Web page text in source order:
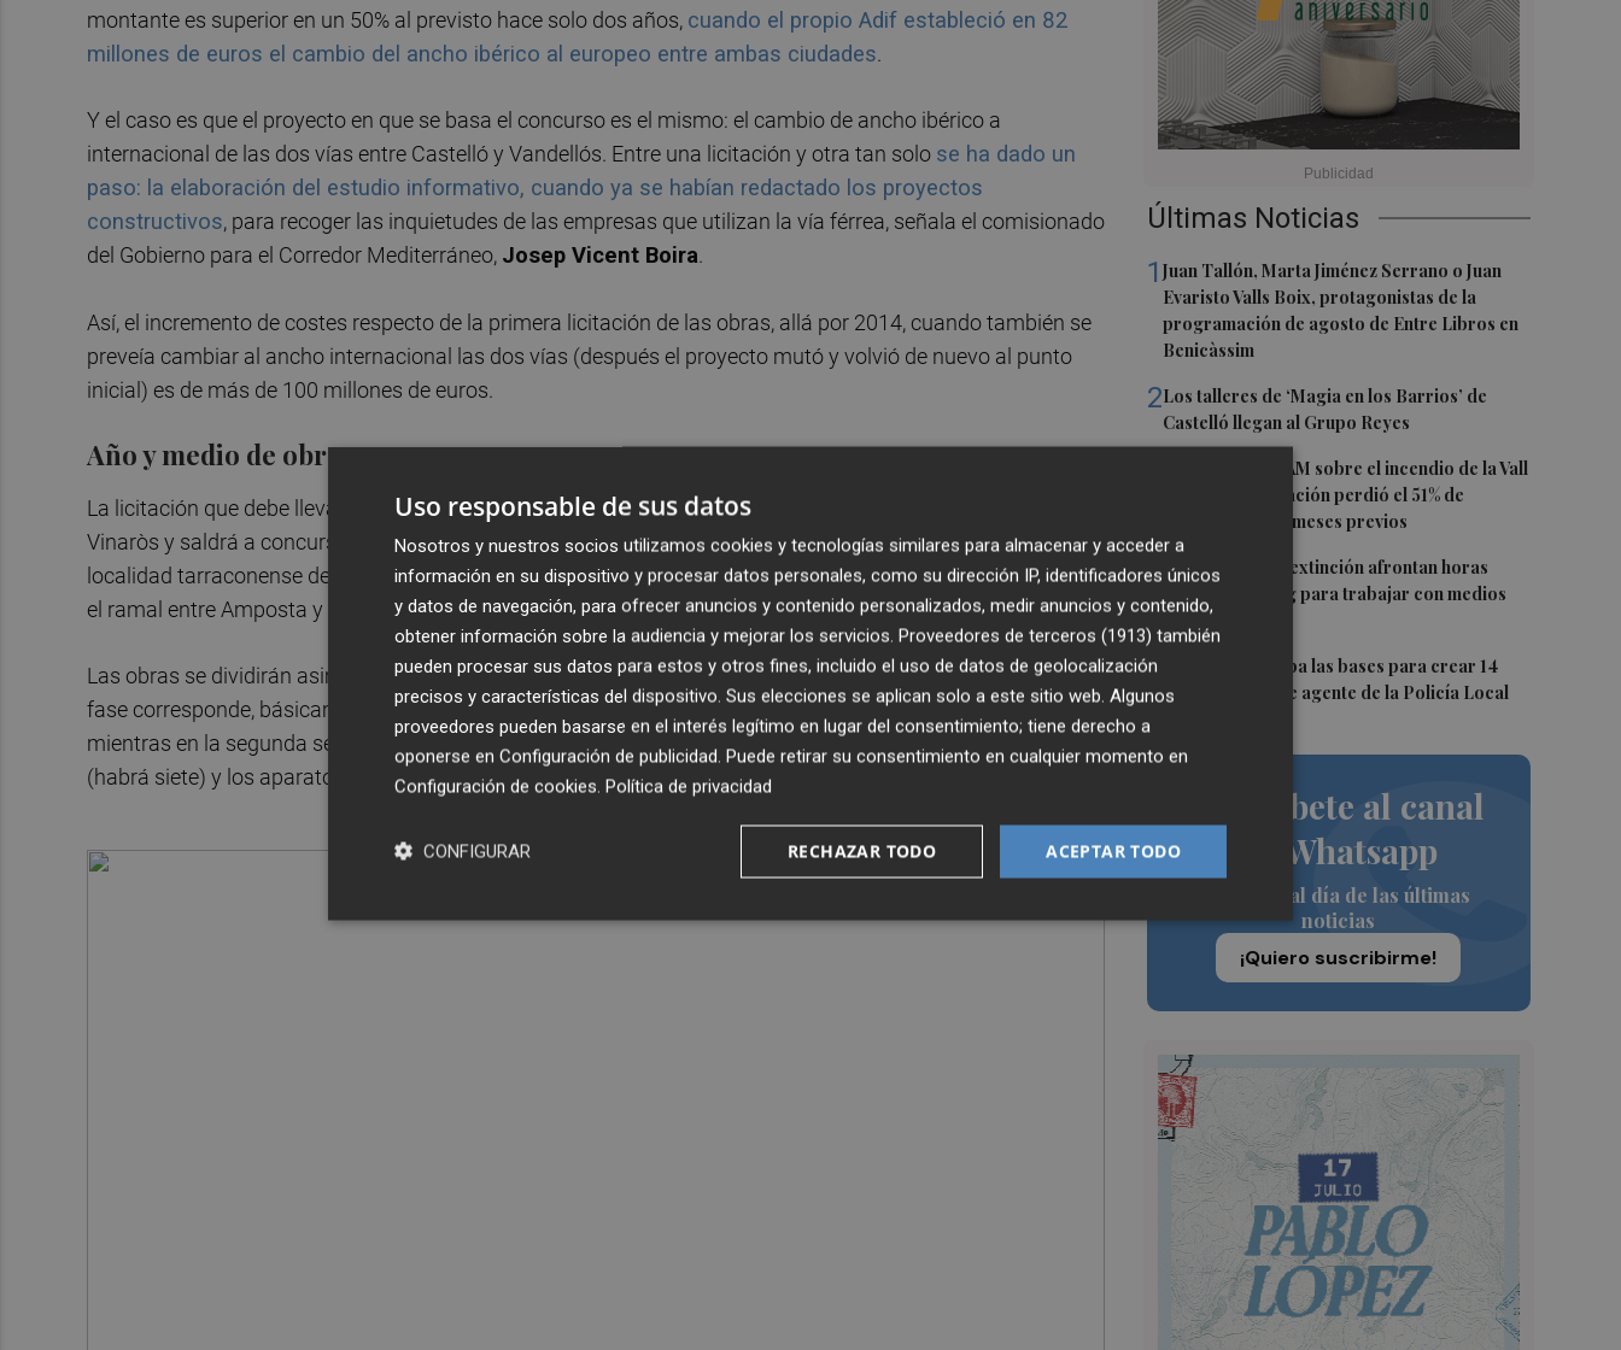
Últimas Noticias
1Juan Tallón, Marta Jiménez Serrano o Juan
Evaristo Valls Boix, protagonistas de la
programación de agosto de Entre Libros en
Benicàssim
2Los talleres de ‘Magia en los Barrios’ de
Castelló llegan al Grupo Reyes
Informe del CEAM sobre el incendio de la Vall
d'Uixó: la vegetación perdió el 51% de
humedad en los meses previos
4 Los equipos de extinción afrontan horas
"vitales" en Tírig para trabajar con medios
aéreos
5
Burriana aprueba las bases para crear 14
nuevas plazas de agente de la Policía Local
Suscríbete al canal
de Whatsapp
Siempre al día de las últimas
noticias
¡Quiero suscribirme!
montante es superior en un 50% al previsto hace solo dos años, cuando el propio Adif estableció en 82
millones de euros el cambio del ancho ibérico al europeo entre ambas ciudades.
Y el caso es que el proyecto en que se basa el concurso es el mismo: el cambio de ancho ibérico a
internacional de las dos vías entre Castelló y Vandellós. Entre una licitación y otra tan solo se ha dado un
paso: la elaboración del estudio informativo, cuando ya se habían redactado los proyectos
constructivos, para recoger las inquietudes de las empresas que utilizan la vía férrea, señala el comisionado
del Gobierno para el Corredor Mediterráneo, Josep Vicent Boira.
Así, el incremento de costes respecto de la primera licitación de las obras, allá por 2014, cuando también se
preveía cambiar al ancho internacional las dos vías (después el proyecto mutó y volvió de nuevo al punto
inicial) es de más de 100 millones de euros.
Año y medio de obras
La licitación que debe llevar a cabo Adif estará dividida en dos lotes. El primero abarca el tramo Castelló-
Vinaròs y saldrá a concurso por 76,8 millones de euros. El segundo, entre la capital del Baix Maestrat y la
localidad tarraconense de Vandellós, tiene un valor estimado de 45 millones de euros y también comprende
el ramal entre Amposta y Tortosa. En ambos los importes no incluyen el IVA.
Las obras se dividirán asimismo en dos fases,tal y como detalló Moncloa en su comunicado. La primera
fase corresponde, básicamente, a las obras de superestructura y adecuación de plataforma y electrificación;
mientras en la segunda se materializará el cambio de ancho en las vías, los apartaderos de 750 metros
(habrá siete) y los aparatos de vía.
Uso responsable de sus datos
Nosotros y nuestros socios utilizamos cookies y tecnologías similares para almacenar y acceder a
información en su dispositivo y procesar datos personales, como su dirección IP, identificadores únicos
y datos de navegación, para ofrecer anuncios y contenido personalizados, medir anuncios y contenido,
obtener información sobre la audiencia y mejorar los servicios. Proveedores de terceros (1913) también
pueden procesar sus datos para estos y otros fines, incluido el uso de datos de geolocalización
precisos y características del dispositivo. Sus elecciones se aplican solo a este sitio web. Algunos
proveedores pueden basarse en el interés legítimo en lugar del consentimiento; tiene derecho a
oponerse en Configuración de publicidad. Puede retirar su consentimiento en cualquier momento en
Configuración de cookies. Política de privacidad
ACEPTAR TODO
RECHAZAR TODO
CONFIGURAR